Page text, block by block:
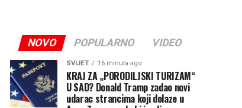
NOVO POPULARNO VIDEO
SVIJET 16 minuta ago
KRAJ ZA „PORODILJSKI TURIZAM“
U SAD? Donald Tramp zadao novi
udarac strancima koji dolaze u